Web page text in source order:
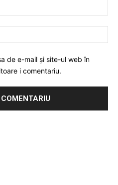
de e-mail și site-ul web în
i comentariu.